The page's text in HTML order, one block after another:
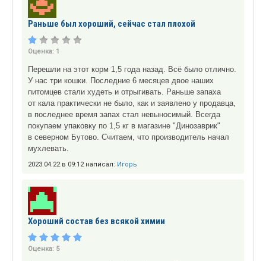
Раньше был хороший, сейчас стал плохой
Оценка: 1
Перешли на этот корм 1,5 года назад. Всё было отлично.
У нас три кошки. Последние 6 месяцев двое наших
питомцев стали худеть и отрыгивать. Раньше запаха
от кала практически не было, как и заявлено у продавца,
в последнее время запах стал невыносимый. Всегда
покупаем упаковку по 1,5 кг в магазине "Динозаврик"
в северном Бутово. Считаем, что производитель начал
мухлевать.
2023.04.22 в 09:12 написал: Игорь
Хороший состав без всякой химии
Оценка: 5